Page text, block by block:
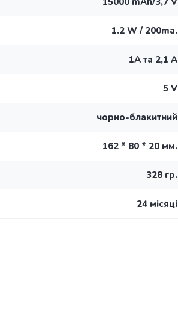
1.2 W / 200ma.
1А та 2,1 А
5 V
чорно-блакитний
162 * 80 * 20 мм.
328 гр.
24 місяці